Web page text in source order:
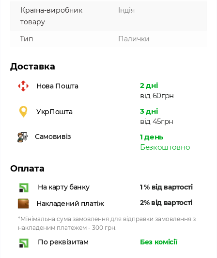
Країна-виробник
товару
Індія
Тип Палички
Доставка
Нова Пошта
2 дні
від 60грн
УкрПошта
3 дні
від 45грн
Самовивіз
1 день
Безкоштовно
Оплата
На карту банку
1 % від вартості
Накладений платіж
2% від вартості
*Мінімальна сума замовлення для відправки замовлення з
накладеним платежем - 300 грн.
По реквізитам Без комісії